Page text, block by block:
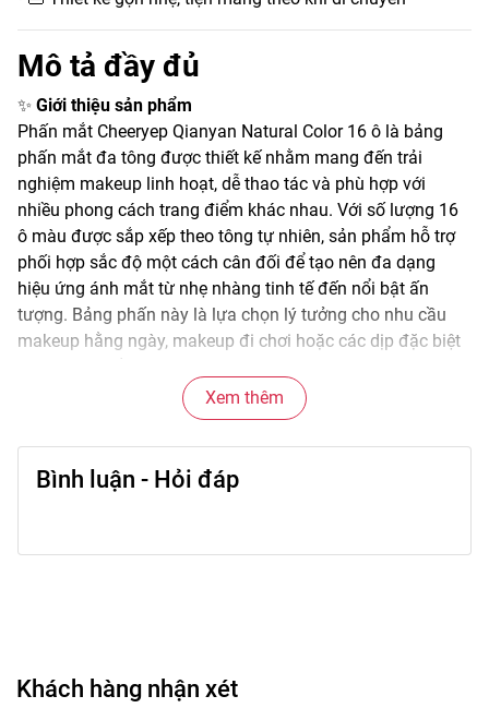
Mô tả đầy đủ
✨ Giới thiệu sản phẩm
Phấn mắt Cheeryep Qianyan Natural Color 16 ô là bảng
phấn mắt đa tông được thiết kế nhằm mang đến trải
nghiệm makeup linh hoạt, dễ thao tác và phù hợp với
nhiều phong cách trang điểm khác nhau. Với số lượng 16
ô màu được sắp xếp theo tông tự nhiên, sản phẩm hỗ trợ
phối hợp sắc độ một cách cân đối để tạo nên đa dạng
hiệu ứng ánh mắt từ nhẹ nhàng tinh tế đến nổi bật ấn
tượng. Bảng phấn này là lựa chọn lý tưởng cho nhu cầu
makeup hằng ngày, makeup đi chơi hoặc các dịp đặc biệt
lưỡng, bao gồm các tông màu tự nhiên như nâu, be, hồng
nhạt, cam đất và một số sắc độ trầm hơn để tạo chiều sâu
Xem thêm
Bình luận - Hỏi đáp
Khách hàng nhận xét